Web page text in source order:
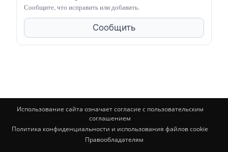
Сообщите, что исправить или добавить.
Сообщить
Использование сайта означает согласие с пользовательским
соглашением
Политика конфиденциальности и использования файлов cookie
Правообладателям